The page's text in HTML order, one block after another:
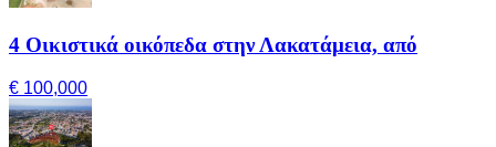
4 Οικιστικά οικόπεδα στην Λακατάμεια, από
€ 100,000